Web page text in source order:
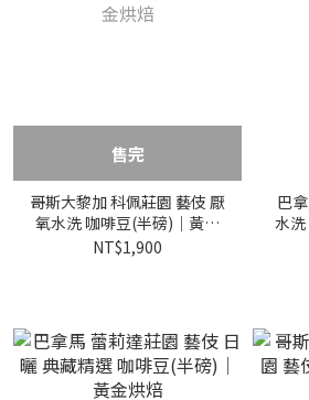
售完
哥斯大黎加 科佩莊園 藝伎 厭
氧水洗 咖啡豆(半磅)｜黃金
烘焙
NT$1,900
巴
水